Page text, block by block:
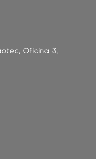
Oficina 3,